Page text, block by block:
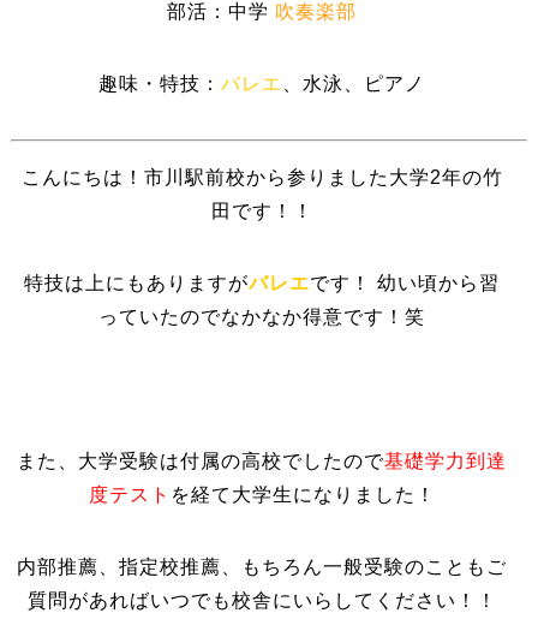
部活：中学 吹奏楽部
趣味・特技：バレエ 、水泳、ピアノ
こんにちは！市川駅前校から参りました大学2年の竹
田です！！
特技は上にもありますがバレエです！ 幼い頃から習
っていたのでなかなか得意です！笑
また、大学受験は付属の高校でしたので基礎学力到達
度テスト を経て大学生になりました！
内部推薦、指定校推薦、もちろん一般受験のこともご
質問があればいつでも校舎にいらしてください！！